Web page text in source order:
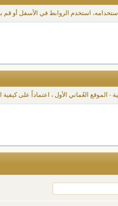
استخدم الروابط في الأسفل أو
العُماني الأول ، اعتماداً على